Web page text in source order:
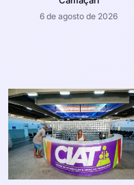
6 de agosto de 2026